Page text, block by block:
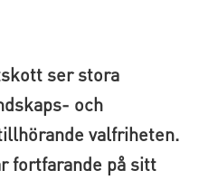
ser stora
och
valfriheten.
fortfarande på sitt